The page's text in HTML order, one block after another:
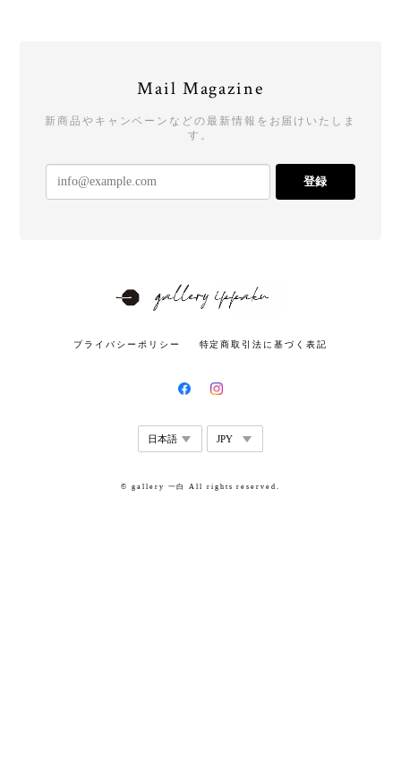
Mail Magazine
新商品やキャンペーンなどの最新情報をお届けいたしま
す。
登録
プライバシーポリシー 特定商取引法に基づく表記
© gallery 一白 All rights reserved.